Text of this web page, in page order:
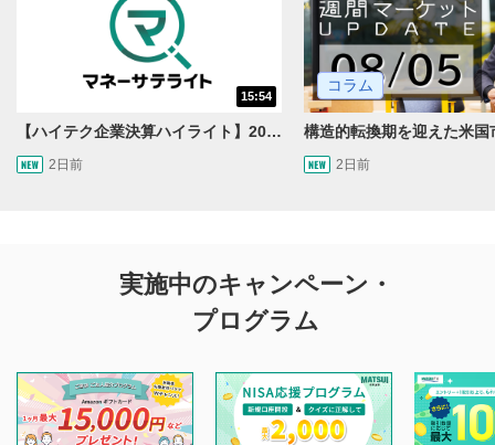
15:54
【ハイテク企業決算ハイライト】2027年分のメモリに売切れ報道!?＜米国マーケットダイジェスト8/5号＞
2日前
コラム
2日前
実施中のキャンペーン・
プログラム